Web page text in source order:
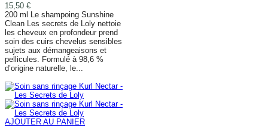
15,50 €
200 ml Le shampoing Sunshine
Clean Les secrets de Loly nettoie
les cheveux en profondeur prend
soin des cuirs chevelus sensibles
sujets aux démangeaisons et
pellicules. Formulé à 98,6 %
d’origine naturelle, le...
AJOUTER AU PANIER